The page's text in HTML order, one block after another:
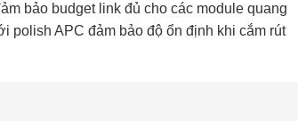
bảo budget link đủ cho các module quang
polish APC đảm bảo độ ổn định khi cắm rút